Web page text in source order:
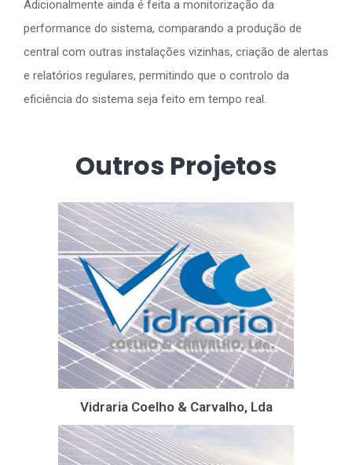
Adicionalmente ainda é feita a monitorização da
performance do sistema, comparando a produção de
central com outras instalações vizinhas, criação de alertas
e relatórios regulares, permitindo que o controlo da
eficiência do sistema seja feito em tempo real.
Outros Projetos
Vidraria Coelho & Carvalho, Lda